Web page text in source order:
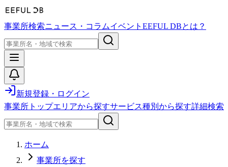
事業所検索ニュース・コラムイベント EEFUL DBとは？
新規登録・ログイン
事業所トップエリアから探すサービス種別から探す詳細検索
ホーム
事業所を探す